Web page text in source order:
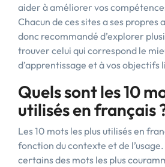
aider à améliorer vos
Chacun de ces sites a ses propres
donc recommandé d’explorer
trouver celui qui correspond le
d’apprentissage et à vos objectifs
Quels sont les 10
utilisés en français
Les 10 mots les plus utilisés en
fonction du contexte et de
certains des mots les plus